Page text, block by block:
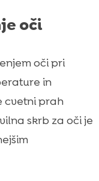
oči
oči pri
in
cvetni prah
skrb za oči je